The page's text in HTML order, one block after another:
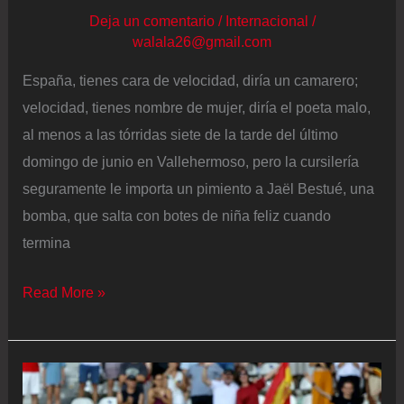
Deja un comentario / Internacional /
walala26@gmail.com
España, tienes cara de velocidad, diría un camarero;
velocidad, tienes nombre de mujer, diría el poeta malo,
al menos a las tórridas siete de la tarde del último
domingo de junio en Vallehermoso, pero la cursilería
seguramente le importa un pimiento a Jaël Bestué, una
bomba, que salta con botes de niña feliz cuando
termina
La
de
Jaël
Bestué
Read More »